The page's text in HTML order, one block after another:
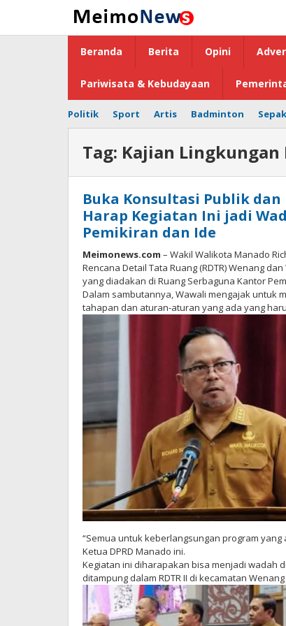
konten
Beranda Berita Opini
Pariwisata & Kebudayaan
Politik Sport Artis Badminton
Tag: Kajian Lingkungan
Buka Konsultasi Publik dan
Harap Kegiatan Ini jadi
Pemikiran dan Ide
Meimonews.com – Wakil Walikota Manado
Rencana Detail Tata Ruang (RDTR) Wenang
yang diadakan di Ruang Serbaguna Kantor
Dalam sambutannya, Wawali mengajak untuk
tahapan dan aturan-aturan yang ada yang
“Semua untuk keberlangsungan program
Ketua DPRD Manado ini.
Kegiatan ini diharapakan bisa menjadi wadah
ditampung dalam RDTR II di kecamatan